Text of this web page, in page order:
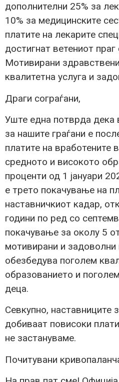
дополнителни 25% за
10% за медицинските
платите на лекарите
достигнат ветениот
Мотивирани
квалитетна услуга и
Драги сограѓани,
Уште една потврда дека
за нашите граѓани е
платите на вработените
средното и високото
проценти од 1 јануари
е трето покачување на
наставничкиот кадар,
години по ред со
покачување за околу 5
мотивирани и задоволни
обезбедува поголем
образованието и
деца.
Севкупно, наставниците
добиваат повисоки
не застануваме.
Почитувани